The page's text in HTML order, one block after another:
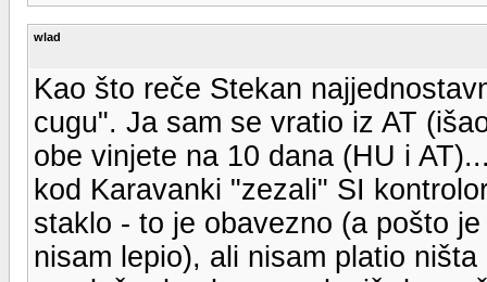
wlad
Kao što reče Stekan
cugu". Ja sam se vratio iz AT
obe vinjete na 10 dana (HU i
kod Karavanki "zezali" SI
staklo - to je obavezno (a pošto
nisam lepio), ali nisam platio